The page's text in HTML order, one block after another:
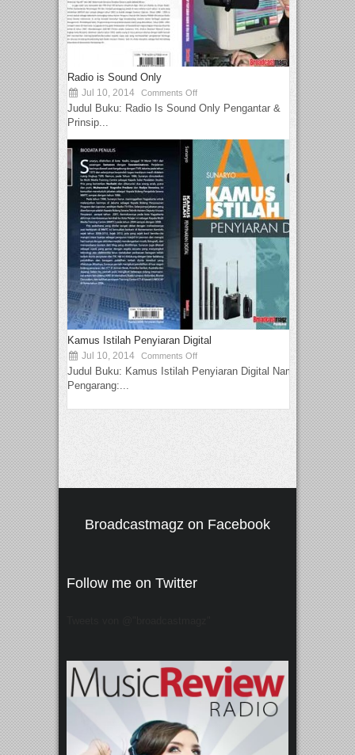
Radio is Sound Only
Jul 10, 2014 Comments Off
Judul Buku: Radio Is Sound Only Pengantar &
Prinsip...
Kamus Istilah Penyiaran Digital
Jul 10, 2014 Comments Off
Judul Buku: Kamus Istilah Penyiaran Digital Nama
Pengarang:...
Broadcastmagz on Facebook
Follow me on Twitter